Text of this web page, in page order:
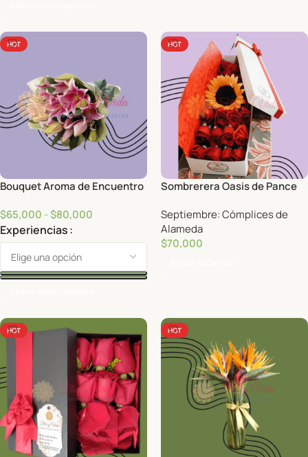
HOT
Bouquet Aroma de Encuentro
$65,000 -$80,000
Experiencias
HOT
Sombrerera Oasis de Pance
Septiembre: Cómplices de
Alameda
$70,000
HOT HOT